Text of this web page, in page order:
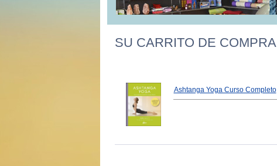
SU CARRITO DE COMPRA
Ashtanga Yoga Curso Completo